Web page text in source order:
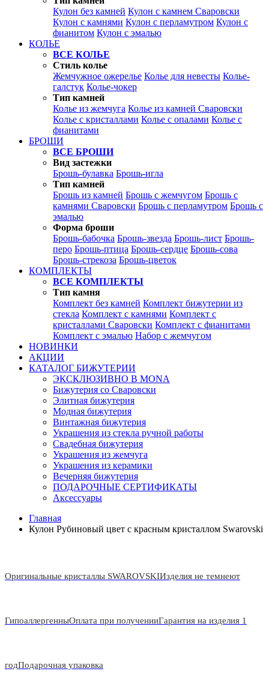
Кулон без камней Кулон с камнем Сваровски
Кулон с камнями Кулон с перламутром Кулон с
фианитом Кулон с эмалью
КОЛЬЕ
ВСЕ КОЛЬЕ
Стиль колье
Жемчужное ожерелье Колье для невесты Колье-
галстук Колье-чокер
Тип камней
Колье из жемчуга Колье из камней Сваровски
Колье с кристаллами Колье с опалами Колье с
фианитами
БРОШИ
ВСЕ БРОШИ
Вид застежки
Брошь-булавка Брошь-игла
Тип камней
Брошь из камней Брошь с жемчугом Брошь с
камнями Сваровски Брошь с перламутром Брошь с
эмалью
Форма броши
Брошь-бабочка Брошь-звезда Брошь-лист Брошь-
перо Брошь-птица Брошь-сердце Брошь-сова
Брошь-стрекоза Брошь-цветок
КОМПЛЕКТЫ
ВСЕ КОМПЛЕКТЫ
Тип камня
Комплект без камней Комплект бижутерии из
стекла Комплект с камнями Комплект с
кристаллами Сваровски Комплект с фианитами
Комплект с эмалью Набор с жемчугом
НОВИНКИ
АКЦИИ
КАТАЛОГ БИЖУТЕРИИ
ЭКСКЛЮЗИВНО В MONA
Бижутерия со Сваровски
Элитная бижутерия
Модная бижутерия
Винтажная бижутерия
Украшения из стекла ручной работы
Свадебная бижутерия
Украшения из жемчуга
Украшения из керамики
Вечерняя бижутерия
ПОДАРОЧНЫЕ СЕРТИФИКАТЫ
Аксессуары
Главная
Кулон Рубиновый цвет с красным кристаллом Swarovski
Оригинальные кристаллы SWAROVSKIИзделия не темнеют
ГипоаллергенныОплата при полученииГарантия на изделия 1
годПодарочная упаковка